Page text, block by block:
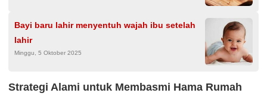
Bayi baru lahir menyentuh wajah ibu setelah
lahir
Minggu, 5 Oktober 2025
Strategi Alami untuk Membasmi Hama Rumah